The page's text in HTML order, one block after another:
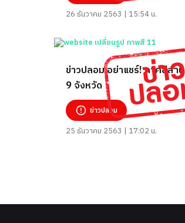
26 ธันวาคม 2563 | 15:54 น.
ข่าวปลอม อย่าแชร์! ภาคอีสา
9 จังหวัด
ข่าวปลอม
25 ธันวาคม 2563 | 17:02 น.